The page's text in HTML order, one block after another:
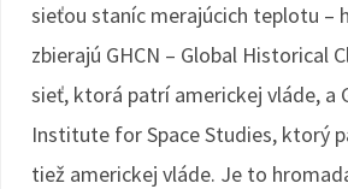
sieťou staníc merajúcich teplotu –
zbierajú GHCN – Global Historical
sieť, ktorá patrí americkej vláde, a
Institute for Space Studies, ktorý
tiež americkej vláde. Je to